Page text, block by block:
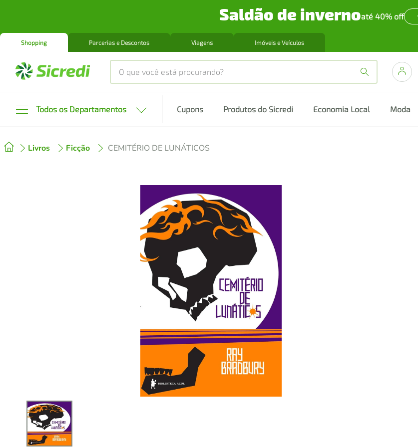
Saldão de invernoaté 40% off
Shopping Parcerias e Descontos Viagens Imóveis e Veículos
O que você está procurando?
Todos os Departamentos Cupons Produtos do Sicredi Economia Local Moda
Livros Ficção CEMITÉRIO DE LUNÁTICOS
2º cafeteira